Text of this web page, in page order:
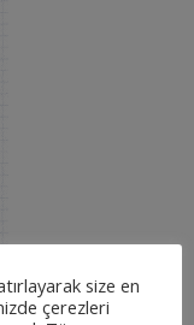
size en
çerezleri